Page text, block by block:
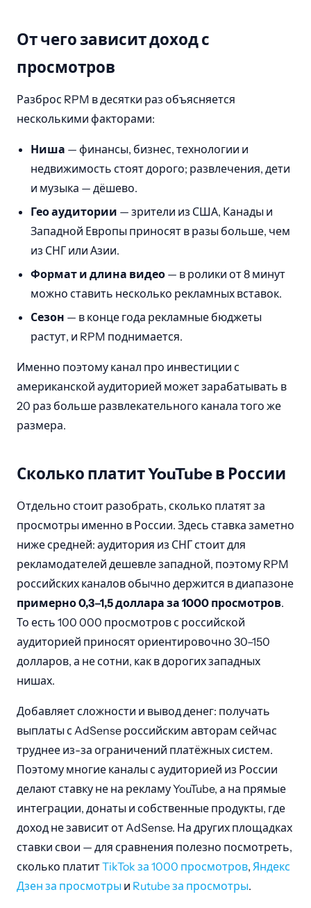
От чего зависит доход с
просмотров
Разброс RPM в десятки раз объясняется
несколькими факторами:
Ниша — финансы, бизнес, технологии и
недвижимость стоят дорого; развлечения, дети
и музыка — дёшево.
Гео аудитории — зрители из США, Канады и
Западной Европы приносят в разы больше, чем
из СНГ или Азии.
Формат и длина видео — в ролики от 8 минут
можно ставить несколько рекламных вставок.
Сезон — в конце года рекламные бюджеты
растут, и RPM поднимается.
Именно поэтому канал про инвестиции с
американской аудиторией может зарабатывать в
20 раз больше развлекательного канала того же
размера.
Сколько платит YouTube в России
Отдельно стоит разобрать, сколько платят за
просмотры именно в России. Здесь ставка заметно
ниже средней: аудитория из СНГ стоит для
рекламодателей дешевле западной, поэтому RPM
российских каналов обычно держится в диапазоне
примерно 0,3–1,5 доллара за 1000 просмотров.
То есть 100 000 просмотров с российской
аудиторией приносят ориентировочно 30–150
долларов, а не сотни, как в дорогих западных
нишах.
Добавляет сложности и вывод денег: получать
выплаты с AdSense российским авторам сейчас
труднее из-за ограничений платёжных систем.
Поэтому многие каналы с аудиторией из России
делают ставку не на рекламу YouTube, а на прямые
интеграции, донаты и собственные продукты, где
доход не зависит от AdSense. На других площадках
ставки свои — для сравнения полезно посмотреть,
сколько платитTikTok за 1000 просмотров, Яндекс
Дзен за просмотры и Rutube за просмотры.